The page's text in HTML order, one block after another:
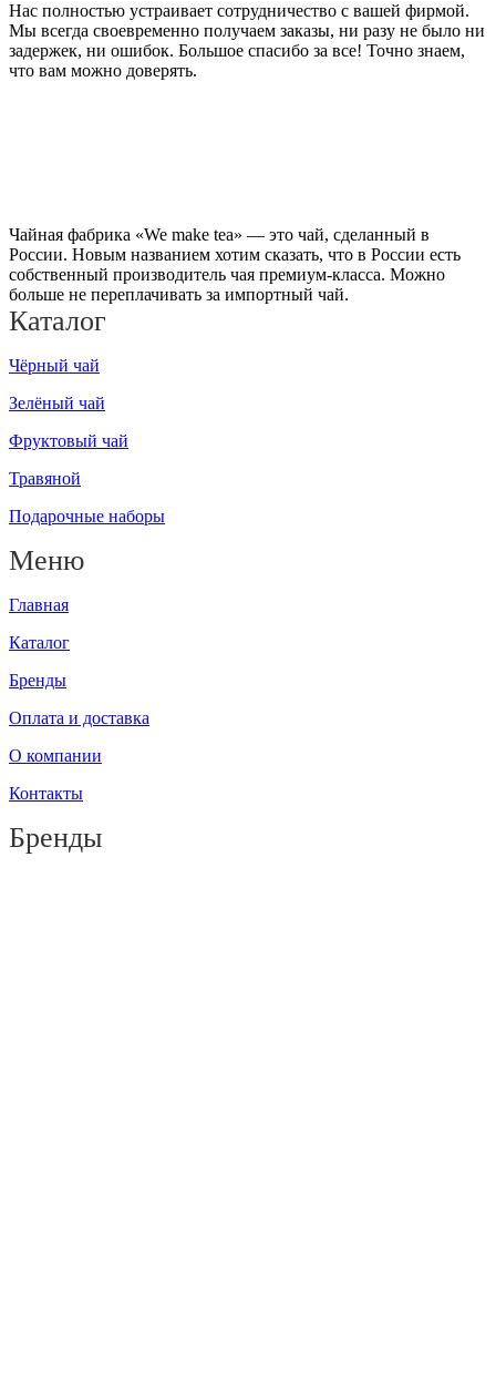
Нас полностью устраивает сотрудничество с вашей фирмой.
Мы всегда своевременно получаем заказы, ни разу не было ни
задержек, ни ошибок. Большое спасибо за все! Точно знаем,
что вам можно доверять.
Чайная фабрика «We make tea» — это чай, сделанный в
России. Новым названием хотим сказать, что в России есть
собственный производитель чая премиум-класса. Можно
больше не переплачивать за импортный чай.
Каталог
Чёрный чай
Зелёный чай
Фруктовый чай
Травяной
Подарочные наборы
Меню
Главная
Каталог
Бренды
Оплата и доставка
О компании
Контакты
Бренды